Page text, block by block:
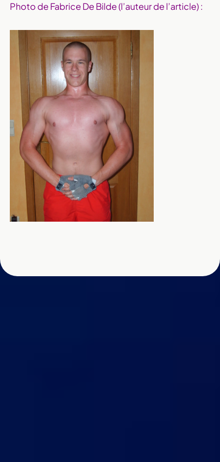
Photo de Fabrice De Bilde (l’auteur de l’article) :